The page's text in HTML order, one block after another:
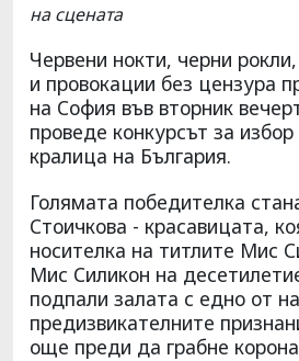
на сцената
Червени нокти, черни
и провокации без цензура
на София във вторник
проведе конкурсът за
кралица на България.
Голямата победителка
Стоичкова - красавицата,
носителка на титлите Мис
Мис Силикон на
подпали залата с едно от
предизвикателните
още преди да грабне